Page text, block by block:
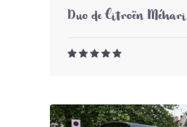
Duo de Citroën Méhari